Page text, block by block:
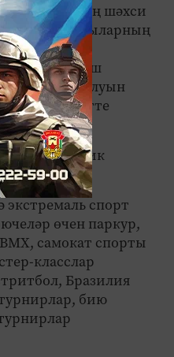
яшь кешенең шәхси
катнашучыларның
тормыш
булуын
билгеләп үтте
тематик
спорт
өчен паркур,
самокат спорты
класслар
Бразилия
бию